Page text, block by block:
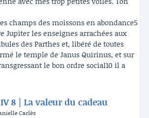
champs des moissons en abondance5
Jupiter les enseignes arrachées aux
des Parthes et, libéré de toutes
le temple de Janus Quirinus, et sur
le bon ordre social10 il a
8 | La valeur du cadeau
Carlès